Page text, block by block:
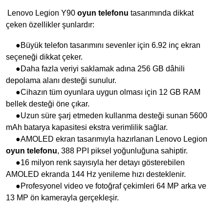
Lenovo Legion Y90 oyun telefonu tasarımında dikkat
çeken özellikler şunlardır:
●Büyük telefon tasarımını sevenler için 6.92 inç ekran
seçeneği dikkat çeker.
●Daha fazla veriyi saklamak adına 256 GB dâhili
depolama alanı desteği sunulur.
●Cihazın tüm oyunlara uygun olması için 12 GB RAM
bellek desteği öne çıkar.
●Uzun süre şarj etmeden kullanma desteği sunan 5600
mAh batarya kapasitesi ekstra verimlilik sağlar.
●AMOLED ekran tasarımıyla hazırlanan Lenovo Legion
oyun telefonu, 388 PPI piksel yoğunluğuna sahiptir.
●16 milyon renk sayısıyla her detayı gösterebilen
AMOLED ekranda 144 Hz yenileme hızı desteklenir.
●Profesyonel video ve fotoğraf çekimleri 64 MP arka ve
13 MP ön kamerayla gerçekleşir.